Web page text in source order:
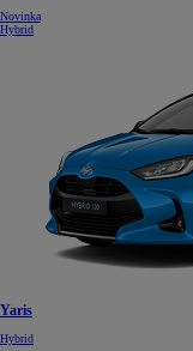
Novinka
Hybrid
Yaris
Hybrid